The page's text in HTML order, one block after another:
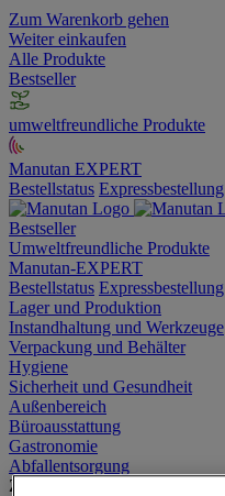
Zum Warenkorb gehen
Weiter einkaufen
Alle Produkte
Bestseller
umweltfreundliche Produkte
Manutan EXPERT
Bestellstatus Expressbestellung
Bestseller
Umweltfreundliche Produkte
Manutan-EXPERT
Bestellstatus Expressbestellung
Lager und Produktion
Instandhaltung und Werkzeuge
Verpackung und Behälter
Hygiene
Sicherheit und Gesundheit
Außenbereich
Büroausstattung
Gastronomie
Abfallentsorgung
Zur gesamten Produktgruppe